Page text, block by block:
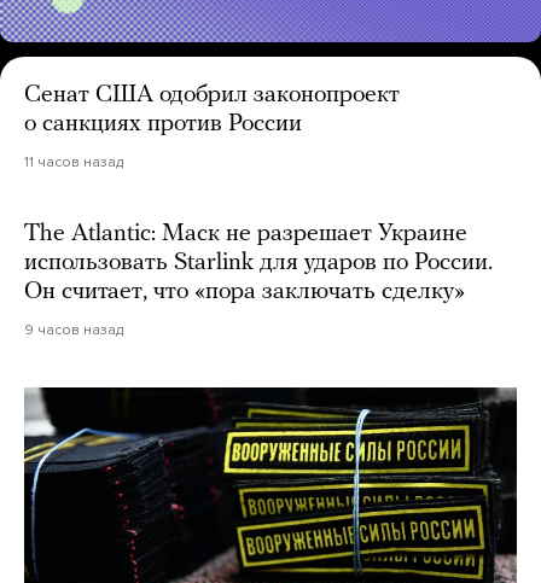
Сенат США одобрил законопроект
о санкциях против России
11 часов назад
The Atlantic: Маск не разрешает Украине
использовать Starlink для ударов по России.
Он считает, что «пора заключать сделку»
9 часов назад